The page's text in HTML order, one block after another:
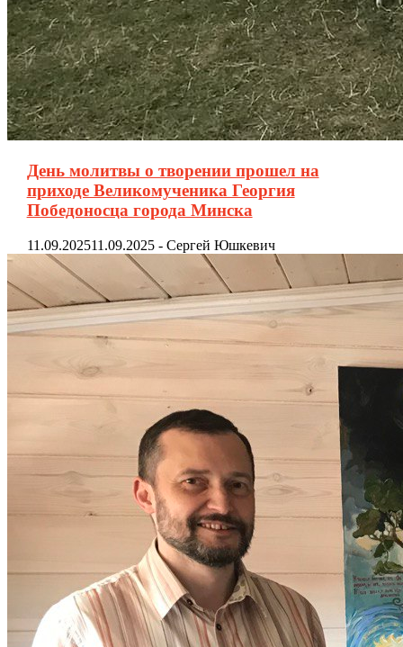
День молитвы о творении прошел на
приходе Великомученика Георгия
Победоносца города Минска
11.09.202511.09.2025- Сергей Юшкевич